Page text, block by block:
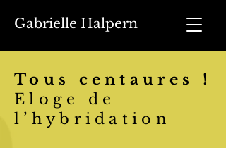
Gabrielle Halpern
Tous centaures !
Eloge de
l’hybridation